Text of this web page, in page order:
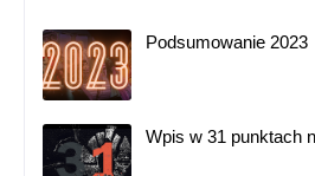
Podsumowanie 2023
Wpis w 31 punktach